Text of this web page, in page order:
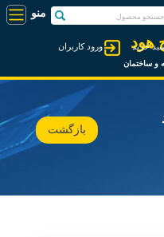
هود
و ساختمان
ورود کاربران خرید
بازگشت